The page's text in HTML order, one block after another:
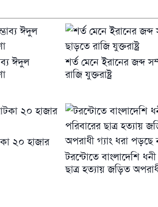
ঈদুল
শর্ত মেনে ইরানের জব্দ
রাজি যুক্তরাষ্ট্র
২০ হাজার
টরন্টোতে বাংলাদেশি
ছাত্র হত্যায় জড়িত